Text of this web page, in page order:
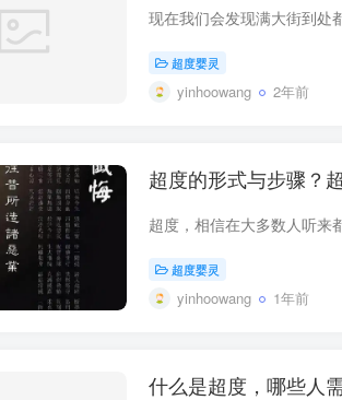
超度婴灵
yinhoowang 2年前
超度的形式与步骤？
超度婴灵
yinhoowang 1年前
什么是超度，哪些人